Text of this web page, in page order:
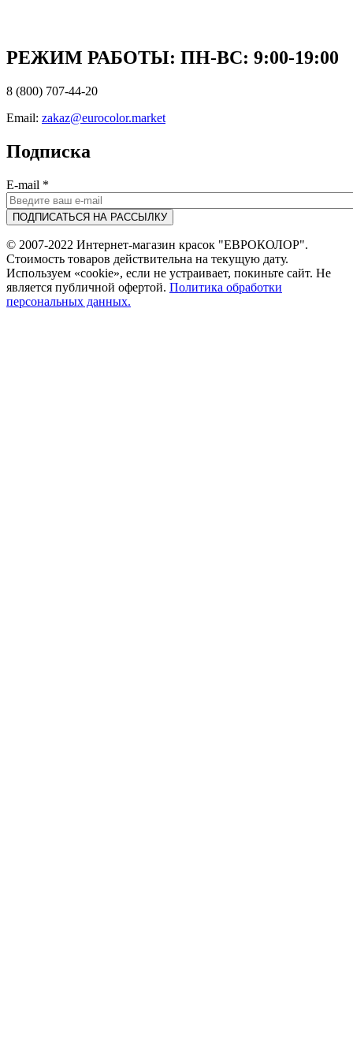
РЕЖИМ РАБОТЫ: ПН-ВC: 9:00-19:00
8 (800) 707-44-20
Email: zakaz@eurocolor.market
Подписка
E-mail *
© 2007-2022 Интернет-магазин красок "ЕВРОКОЛОР".
Стоимость товаров действительна на текущую дату.
Используем «cookie», если не устраивает, покиньте сайт. Не
является публичной офертой. Политика обработки
персональных данных.